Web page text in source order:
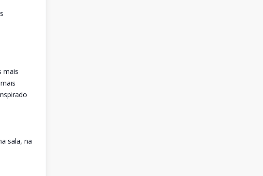
mais
sala, na